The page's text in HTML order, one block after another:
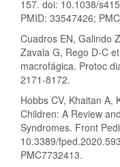
157. doi: 10.1038/
PMID: 33547426;
Cuadros EN, Galindo
Zavala G, Rego D-C
macrofágica. Protoc
2171-8172.
Hobbs CV, Khaitan A,
Children: A Review
Syndromes. Front
10.3389/
PMC7732413.